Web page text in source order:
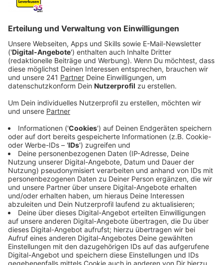
Müllsammelaktion in Opladen ein.
Anzeige
Mitmachen und ein Zeichen setzen
Anzeige
Die Aktion in Opladen geht von 10 bis 13 Uhr.
Treffpunkt ist der Parkplatz am Ludwig-Rehbock-Park
(gegenüber der Einmündung des Kämper Weges in die
Düsseldorfer Straße). Handschuhe und Müllbeutel
werden gestellt, sodass ihr nichts mitbringen müsst.
Die Leverkusener Naturschutzverbände freuen sich
über jede helfende Hand.
Anzeige